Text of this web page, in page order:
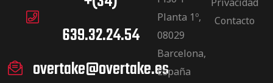
639.32.24.54
overtake@overtake.es
Planta 1º,
08029
Barcelona,
España
Contacto